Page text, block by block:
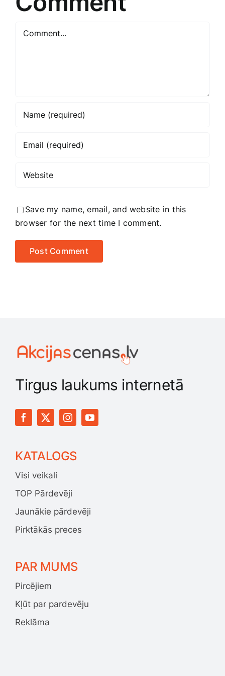
Comment
Save my name, email, and website in this
browser for the next time I comment.
Tirgus laukums internetā
KATALOGS
Visi veikali
TOP Pārdevēji
Jaunākie pārdevēji
Pirktākās preces
PAR MUMS
Pircējiem
Kļūt par pardevēju
Reklāma